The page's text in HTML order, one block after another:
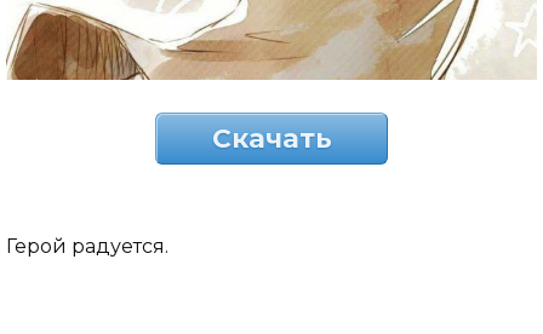
Скачать
Герой радуется.